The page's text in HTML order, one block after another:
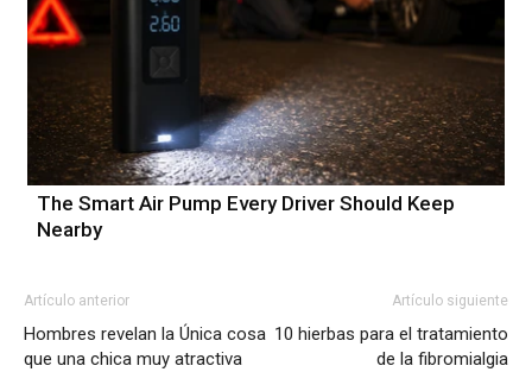
The Smart Air Pump Every Driver Should Keep
Nearby
Artículo anterior
Hombres revelan la Única cosa
que una chica muy atractiva
Artículo siguiente
10 hierbas para el tratamiento
de la fibromialgia